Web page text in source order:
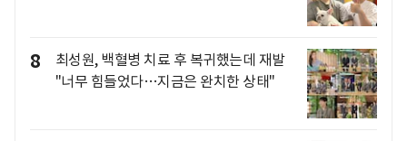
8
최성원, 백혈병 치료 후 복귀했는데 재발
"너무 힘들었다…지금은 완치한 상태"